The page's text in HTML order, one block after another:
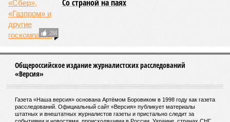
а также некоторые районы Бразилии и Африки к югу от
Сахары. Леса начинают гореть всё чаще и чаще,
достаточно посмотреть общемировую статистику; сотни
тысяч людей остаются без крова, десятки тысяч – гибнут.
Но проблема не только в этом. Проблема ещё и в том, что
огонь уничтожает лесную экосистему, сельское хозяйство
и кропотливо созданную человеком инфраструктуру.
Учитывая то, что пожары начинают становиться чуть ли не
год за годом их будет всё больше, и здесь уже среди
прочего в большой опасности Европа. Небывалая жара,